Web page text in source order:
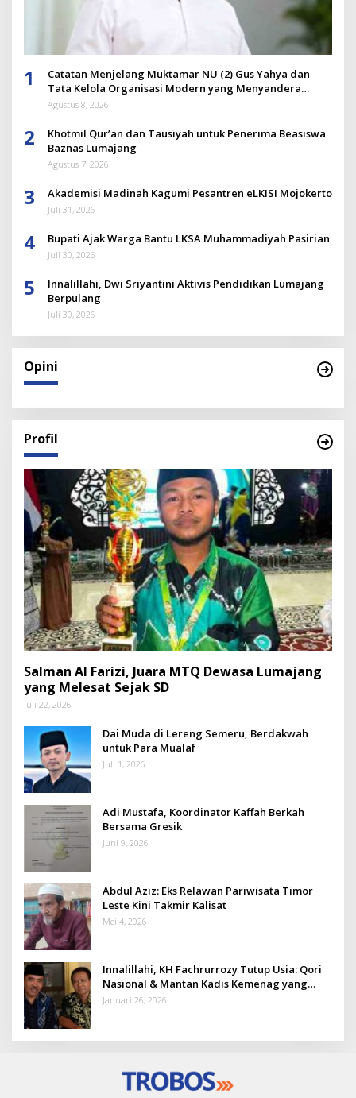
1
Catatan Menjelang Muktamar NU (2) Gus Yahya dan
Tata Kelola Organisasi Modern yang Menyandera
Dirinya
Agustus 8, 2026
2
Khotmil Qur’an dan Tausiyah untuk Penerima Beasiswa
Baznas Lumajang
Agustus 7, 2026
3 Akademisi Madinah Kagumi Pesantren eLKISI Mojokerto
Juli 31, 2026
4 Bupati Ajak Warga Bantu LKSA Muhammadiyah Pasirian
Juli 30, 2026
5
Innalillahi, Dwi Sriyantini Aktivis Pendidikan Lumajang
Berpulang
Juli 30, 2026
Opini
Profil
Salman Al Farizi, Juara MTQ Dewasa Lumajang
yang Melesat Sejak SD
Juli 22, 2026
Dai Muda di Lereng Semeru, Berdakwah
untuk Para Mualaf
Juli 1, 2026
Adi Mustafa, Koordinator Kaffah Berkah
Bersama Gresik
Juni 9, 2026
Abdul Aziz: Eks Relawan Pariwisata Timor
Leste Kini Takmir Kalisat
Mei 4, 2026
Innalillahi, KH Fachrurrozy Tutup Usia: Qori
Nasional & Mantan Kadis Kemenag yang
Penuh Teladan
Januari 26, 2026